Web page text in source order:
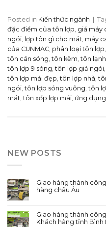
Posted in Kiến thức ngành |
đặc điểm của tôn lợp giá máy
ngói lợp tôn gì cho mát máy
của CUNMAC phân loại tôn lợp
tôn cán sóng ,tôn kẽm ,tôn lạnh
tôn lợp 9 sóng ,tôn lợp giả ngói
tôn lợp mái đẹp ,tôn lợp nhà ,
ngói ,tôn lợp sóng vuông ,tôn
mát ,tôn xốp lợp mái ứng
NEW POSTS
Giao hàng thành
hàng châu Âu
Giao hàng thành
Khách hàng tỉnh Bình